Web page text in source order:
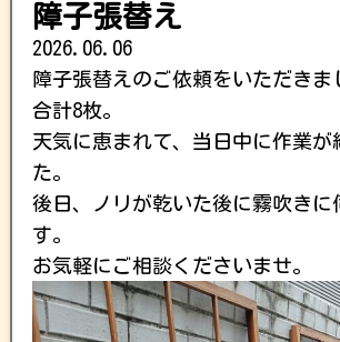
障子張替え
2026.06.06
障子張替えのご依頼をいただきま
合計8枚。
天気に恵まれて、当日中に作業が
た。
後日、ノリが乾いた後に霧吹きに
す。
お気軽にご相談くださいませ。